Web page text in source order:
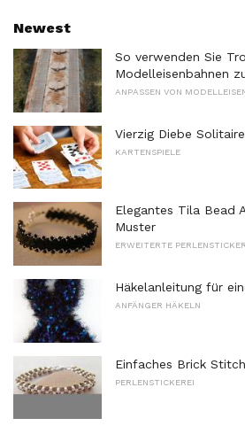
Newest
So verwenden Sie
Modelleisenbahnen
ANPASSEN VON
Vierzig Diebe
KARTENSPIELE
Elegantes Tila Bead
Muster
ERWEITERTE
Häkelanleitung für
ANFÄNGER HÄKELN
Einfaches Brick
PERLENSTICKEREI